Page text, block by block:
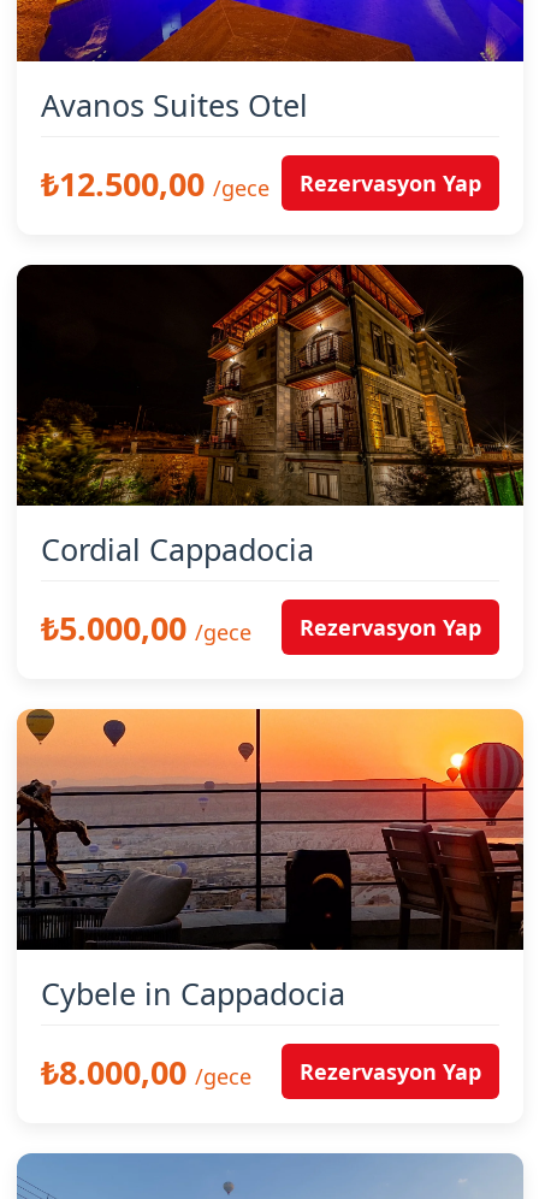
Avanos Suites Otel
₺12.500,00 /gece Rezervasyon Yap
Cordial Cappadocia
₺5.000,00 /gece Rezervasyon Yap
Cybele in Cappadocia
₺8.000,00 /gece Rezervasyon Yap